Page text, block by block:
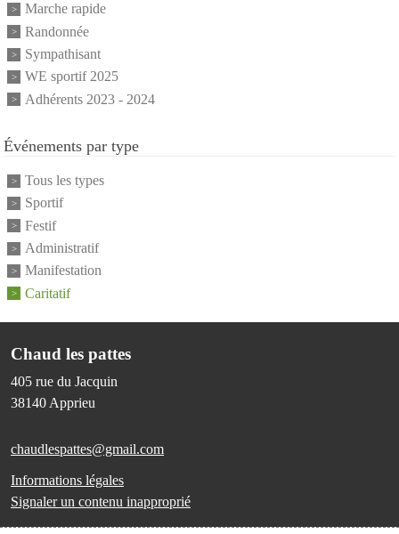
Marche rapide
Randonnée
Sympathisant
WE sportif 2025
Adhérents 2023 - 2024
Événements par type
Tous les types
Sportif
Festif
Administratif
Manifestation
Caritatif
Chaud les pattes
405 rue du Jacquin
38140 Apprieu
chaudlespattes@gmail.com
Informations légales
Signaler un contenu inapproprié